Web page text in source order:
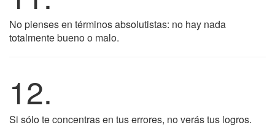
No pienses en términos absolutistas: no hay nada
totalmente bueno o malo.
12.
Si sólo te concentras en tus errores, no verás tus logros.